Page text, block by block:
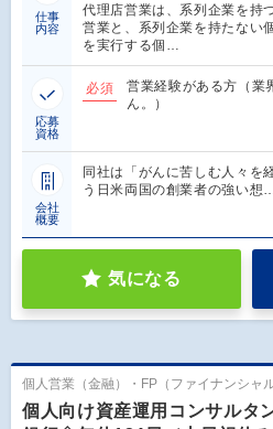
仕事
内容
代理店営業は、系列企業を持
営業と、系列企業を持たない
を実行する個…
応募
資格
必須
営業経験がある方（業
ん。）
会社
概要
同社は「がんに苦しむ人々を
う日米両国の創業者の強い想…
気になる
個人営業（金融）・FP（ファイナンシャ
個人向け資産運用コンサルタ